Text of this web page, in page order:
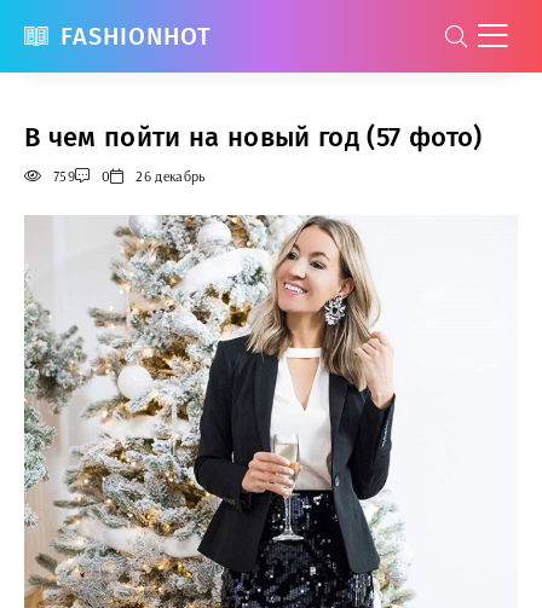
FASHIONHOT
В чем пойти на новый год (57 фото)
759 0 26 декабрь